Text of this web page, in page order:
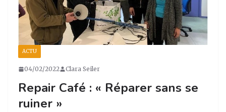
ACTU
04/02/2022 Clara Seiler
Repair Café : « Réparer sans se
ruiner »